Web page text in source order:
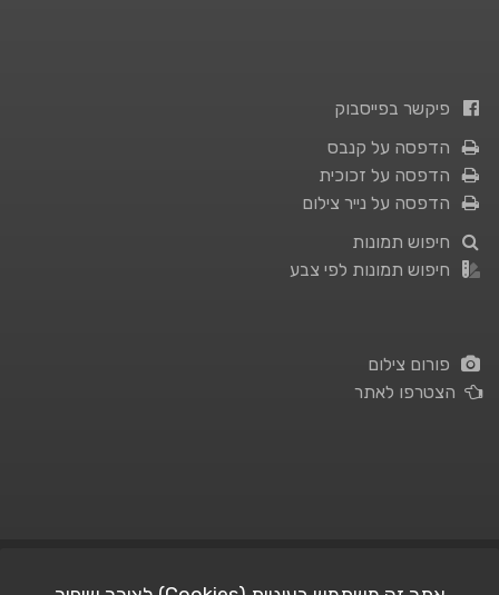
פיקשר בפייסבוק
הדפסה על קנבס
הדפסה על זכוכית
הדפסה על נייר צילום
חיפוש תמונות
חיפוש תמונות לפי צבע
פורום צילום
הצטרפו לאתר